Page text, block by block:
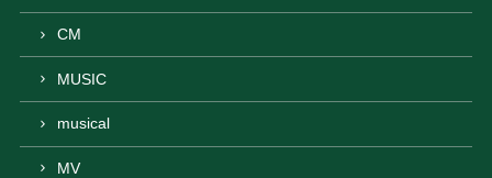
CM
MUSIC
musical
MV